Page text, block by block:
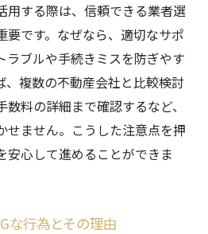
用する際は、信頼できる業者選
要です。なぜなら、適切なサポ
ラブルや手続きミスを防ぎやす
、複数の不動産会社と比較検討
料の詳細まで確認するなど、
せません。こうした注意点を押
安心して進めることができま
な行為とその理由